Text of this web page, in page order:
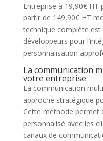
Entreprise à 19,90€ HT
partir de 149,90€ HT
technique complète
développeurs pour
personnalisation
La communication
votre entreprise
La communication
approche stratégique
Cette méthode permet
personnalisé avec les
canaux de